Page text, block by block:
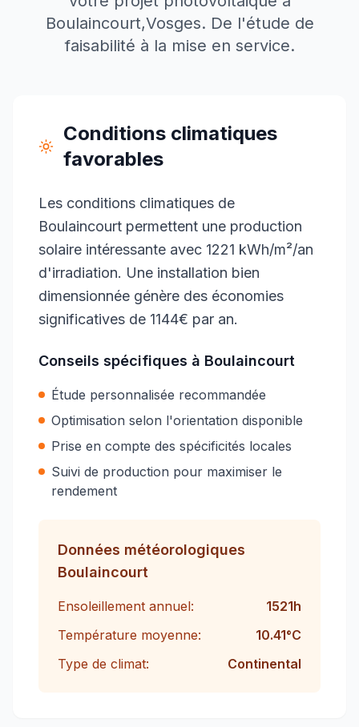
Boulaincourt,Vosges. De l'étude de
faisabilité à la mise en service.
Conditions climatiques
favorables
Les conditions climatiques de
Boulaincourt permettent une production
solaire intéressante avec 1221 kWh/m²/an
d'irradiation. Une installation bien
dimensionnée génère des économies
significatives de 1144€ par an.
Conseils spécifiques à Boulaincourt
Étude personnalisée recommandée
Optimisation selon l'orientation disponible
Prise en compte des spécificités locales
Suivi de production pour maximiser le
rendement
Données météorologiques
Boulaincourt
Ensoleillement annuel: 1521h
Température moyenne:
10.41°C
Type de climat:
Continental